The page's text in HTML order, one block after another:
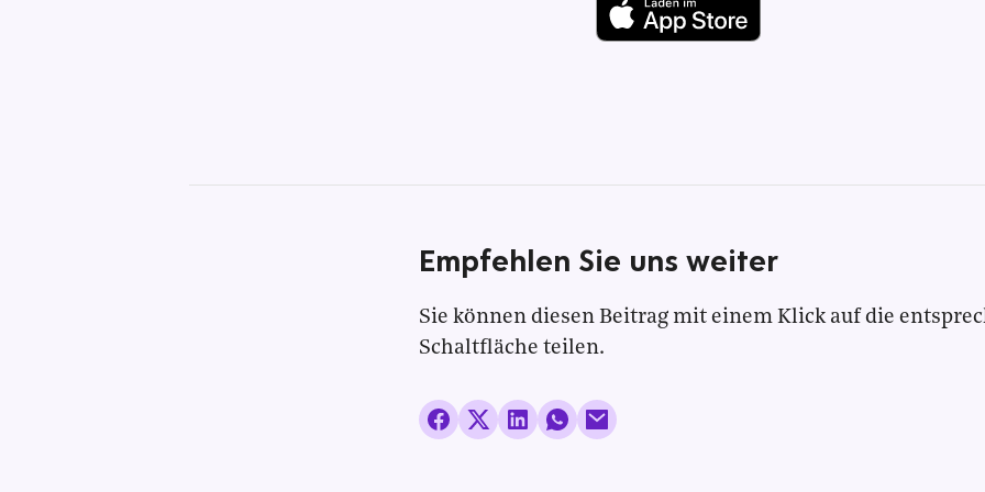
Empfehlen Sie uns weiter
Sie können diesen Beitrag mit einem Klick auf die
Schaltfläche teilen.